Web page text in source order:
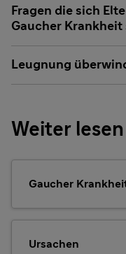
Fragen die sich
Gaucher Krankheit
Leugnung
Weiter lesen
Gaucher
Ursachen